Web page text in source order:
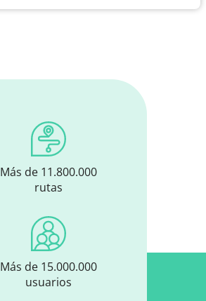
Más de 11.800.000
rutas
Más de 15.000.000
usuarios